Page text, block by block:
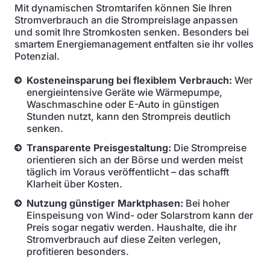
Mit dynamischen Stromtarifen können Sie Ihren
Stromverbrauch an die Strompreislage anpassen
und somit Ihre Stromkosten senken. Besonders bei
smartem Energiemanagement entfalten sie ihr volles
Potenzial.
Kosteneinsparung bei flexiblem Verbrauch: Wer
energieintensive Geräte wie Wärmepumpe,
Waschmaschine oder E-Auto in günstigen
Stunden nutzt, kann den Strompreis deutlich
senken.
Transparente Preisgestaltung: Die Strompreise
orientieren sich an der Börse und werden meist
täglich im Voraus veröffentlicht – das schafft
Klarheit über Kosten.
Nutzung günstiger Marktphasen: Bei hoher
Einspeisung von Wind- oder Solarstrom kann der
Preis sogar negativ werden. Haushalte, die ihr
Stromverbrauch auf diese Zeiten verlegen,
profitieren besonders.